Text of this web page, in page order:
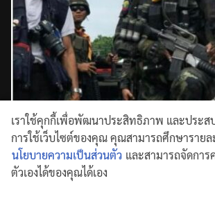
เราใช้คุกกี้เพื่อพัฒนาประสิทธิภาพ และประ
การใช้เว็บไซต์ของคุณ คุณสามารถศึกษารายล
นโยบายความเป็นส่วนตัว และสามารถจัดการ
ตัวเองได้ของคุณได้เอง